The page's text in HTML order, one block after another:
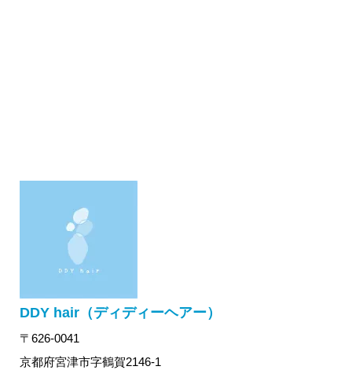
DDY hair（ディディーヘアー）
〒626-0041
京都府宮津市字鶴賀2146-1